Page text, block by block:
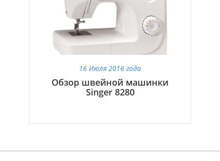
16 Июля 2016 года
Обзор швейной машинки
Singer 8280